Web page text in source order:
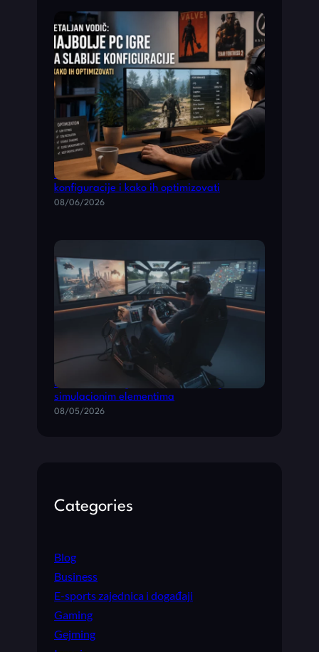
Detaljan vodič: najbolje PC igre za slabije
konfiguracije i kako ih optimizovati
08/06/2026
Kombinovane igre: akcione video igre sa
simulacionim elementima
08/05/2026
Categories
Blog
Business
E-sports zajednica i događaji
Gaming
Gejming